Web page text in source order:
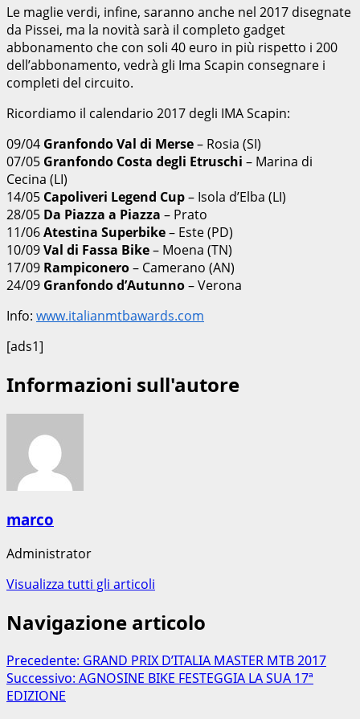
Le maglie verdi, infine, saranno anche nel 2017 disegnate
da Pissei, ma la novità sarà il completo gadget
abbonamento che con soli 40 euro in più rispetto i 200
dell’abbonamento, vedrà gli Ima Scapin consegnare i
completi del circuito.
Ricordiamo il calendario 2017 degli IMA Scapin:
09/04 Granfondo Val di Merse– Rosia (SI)
07/05 Granfondo Costa degli Etruschi – Marina di
Cecina (LI)
14/05 Capoliveri Legend Cup– Isola d’Elba (LI)
28/05 Da Piazza a Piazza – Prato
11/06Atestina Superbike– Este (PD)
10/09Val di Fassa Bike– Moena (TN)
17/09 Rampiconero– Camerano (AN)
24/09 Granfondo d’Autunno– Verona
Info: www.italianmtbawards.com
[ads1]
Informazioni sull'autore
marco
Administrator
Visualizza tutti gli articoli
Navigazione articolo
Precedente: GRAND PRIX D’ITALIA MASTER MTB 2017
Successivo: AGNOSINE BIKE FESTEGGIA LA SUA 17ª
EDIZIONE